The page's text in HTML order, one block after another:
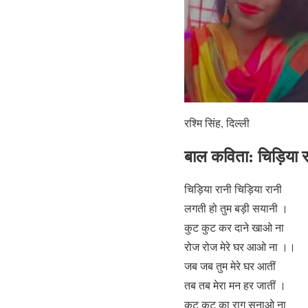
रश्मि सिंह, दिल्ली
बाल कविता:चिड़िया
चिड़िया रानी चिड़िया रानी
लगती हो तुम बड़ी सयानी ।
कुट कुट कर दाने खाओ ना
रोज रोज मेरे घर आओ ना ।।
जब जब तुम मेरे घर आतीं
तब तब मेरा मन हर जातीं ।
कुट कुट का राग सुनाओ ना